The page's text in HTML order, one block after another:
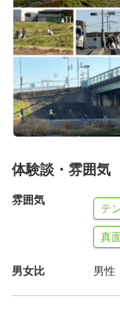
数あると思います
当団体の執行部・
をモットーとして
るお手伝いをさせ
体験談・雰囲気
雰囲気
テ
真
男女比 男性